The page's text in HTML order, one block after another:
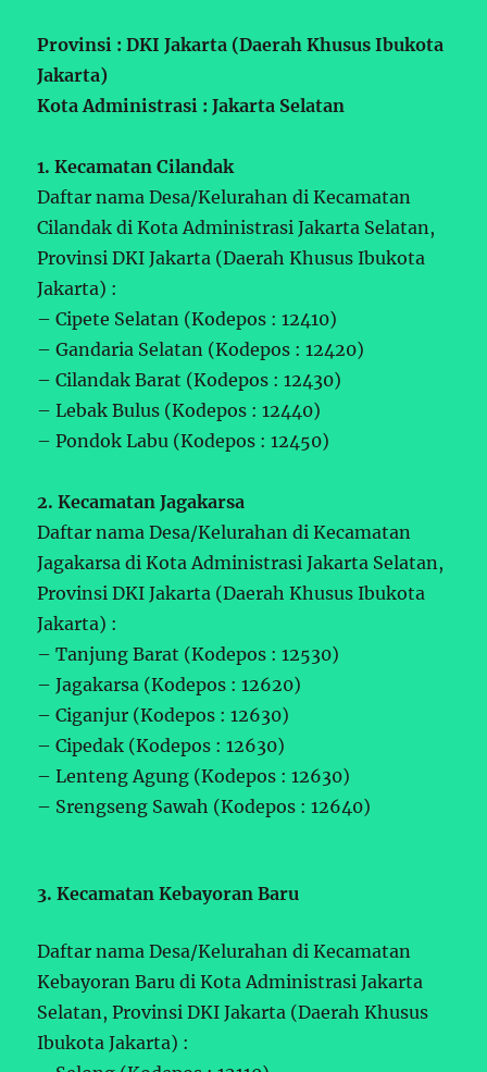
Provinsi : DKI Jakarta (Daerah Khusus Ibukota
Jakarta)
Kota Administrasi : Jakarta Selatan
1. Kecamatan Cilandak
Daftar nama Desa/Kelurahan di Kecamatan
Cilandak di Kota Administrasi Jakarta Selatan,
Provinsi DKI Jakarta (Daerah Khusus Ibukota
Jakarta) :
– Cipete Selatan (Kodepos : 12410)
– Gandaria Selatan (Kodepos : 12420)
– Cilandak Barat (Kodepos : 12430)
– Lebak Bulus (Kodepos : 12440)
– Pondok Labu (Kodepos : 12450)
2. Kecamatan Jagakarsa
Daftar nama Desa/Kelurahan di Kecamatan
Jagakarsa di Kota Administrasi Jakarta Selatan,
Provinsi DKI Jakarta (Daerah Khusus Ibukota
Jakarta) :
– Tanjung Barat (Kodepos : 12530)
– Jagakarsa (Kodepos : 12620)
– Ciganjur (Kodepos : 12630)
– Cipedak (Kodepos : 12630)
– Lenteng Agung (Kodepos : 12630)
– Srengseng Sawah (Kodepos : 12640)
3. Kecamatan Kebayoran Baru
Daftar nama Desa/Kelurahan di Kecamatan
Kebayoran Baru di Kota Administrasi Jakarta
Selatan, Provinsi DKI Jakarta (Daerah Khusus
Ibukota Jakarta) :